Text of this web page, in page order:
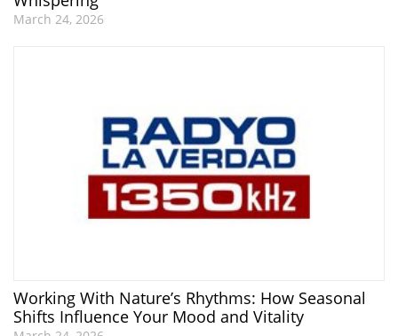
March 24, 2026
Working With Nature’s Rhythms: How Seasonal
Shifts Influence Your Mood and Vitality